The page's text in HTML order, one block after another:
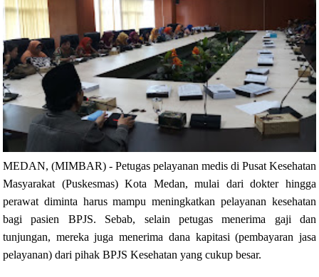
MEDAN, (MIMBAR) - Petugas pelayanan medis di Pusat Kesehatan
Masyarakat (Puskesmas) Kota Medan, mulai dari dokter hingga
perawat diminta harus mampu meningkatkan pelayanan kesehatan
bagi pasien BPJS. Sebab, selain petugas menerima gaji dan
tunjungan, mereka juga menerima dana kapitasi (pembayaran jasa
pelayanan) dari pihak BPJS Kesehatan yang cukup besar.